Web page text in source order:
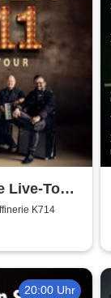
Live-Tour
K714
20:00 Uhr